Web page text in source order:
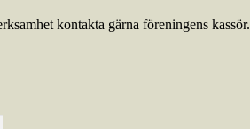
kontakta gärna föreningens kassör.